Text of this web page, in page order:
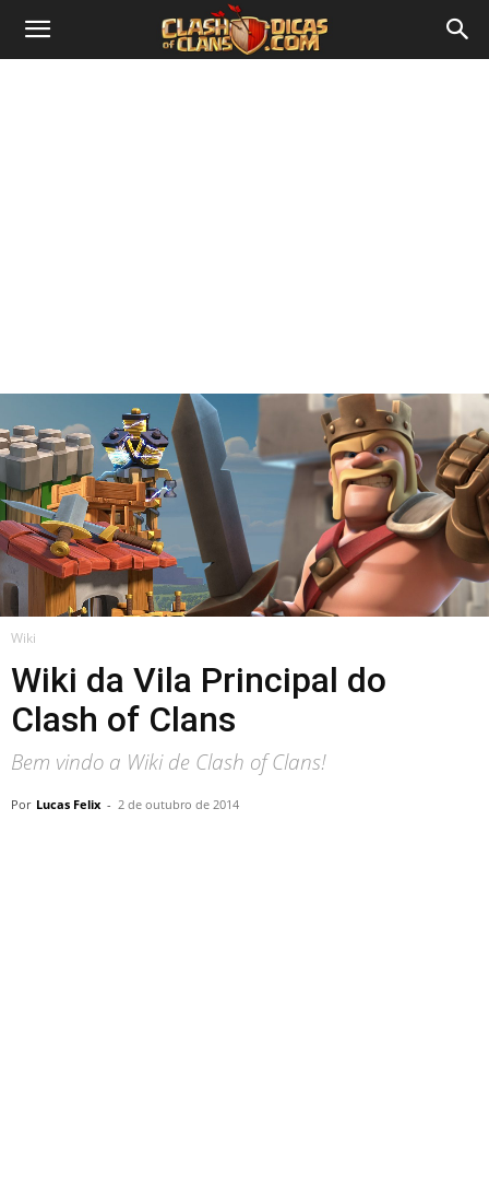
Wiki
Wiki da Vila Principal do
Clash of Clans
Bem vindo a Wiki de Clash of Clans!
Por Lucas Felix - 2 de outubro de 2014